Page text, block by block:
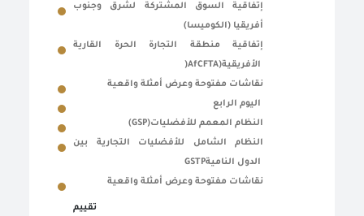
إتفاقية السوق المشتركة لشرق وجنوب
أفريقيا (الكوميسا)
إتفاقية منطقة التجارة الحرة القارية
AfCFTA)
)
نقاشات مفتوحة وعرض أمثلة واقعية
النظام المعمم للأفضليات(GSP)
النظام الشامل للأفضليات التجارية بين
GSTP
نقاشات مفتوحة وعرض أمثلة واقعية
تقييم